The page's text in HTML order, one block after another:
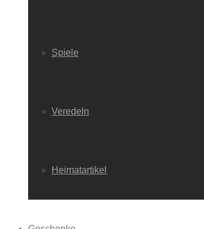
Spiele
Veredeln
Heimatartikel